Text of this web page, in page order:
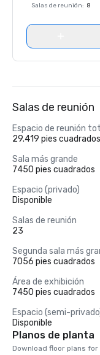
Salas de reunión: 8
Salas de reunión
Espacio de reunión
29.419 pies cuadrados
Sala más grande
7450 pies cuadrados
Espacio (privado)
Disponible
Salas de reunión
23
Segunda sala más
7056 pies cuadrados
Área de exhibición
7450 pies cuadrados
Espacio (semi-
Disponible
Planos de planta
Download floor plans for